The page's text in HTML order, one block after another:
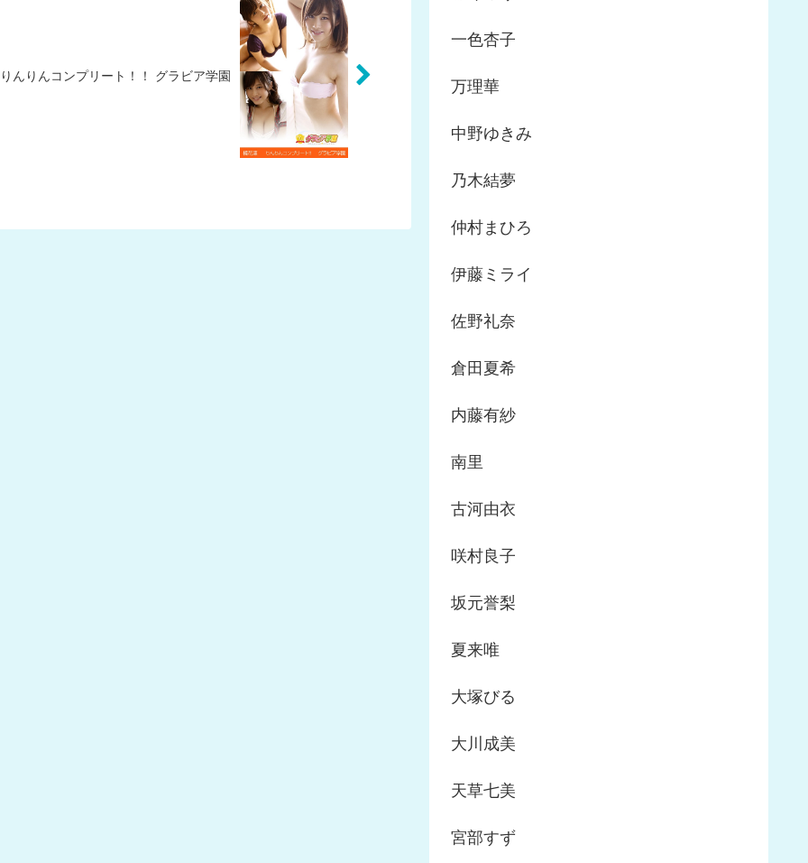
んりんコンプリート！！ グラビア学園
一色杏子
万理華
中野ゆきみ
乃木結夢
仲村まひろ
伊藤ミライ
佐野礼奈
倉田夏希
内藤有紗
南里
古河由衣
咲村良子
坂元誉梨
夏来唯
大塚びる
大川成美
天草七美
宮部すず